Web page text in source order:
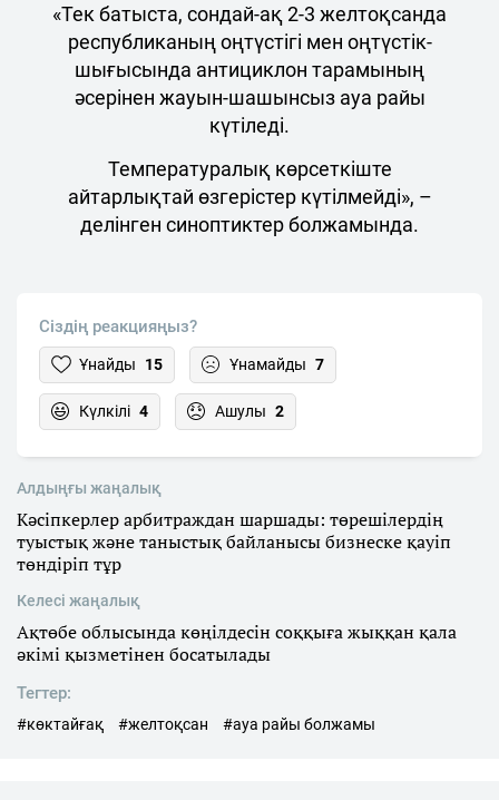
«Тек батыста, сондай-ақ 2-3 желтоқсанда
республиканың оңтүстігі мен оңтүстік-
шығысында антициклон тарамының
әсерінен жауын-шашынсыз ауа райы
күтіледі.
Температуралық көрсеткіште
айтарлықтай өзгерістер күтілмейді», –
делінген синоптиктер болжамында.
Сіздің реакцияңыз?
Ұнайды 15 Ұнамайды 7
Күлкілі 4 Ашулы 2
Алдыңғы жаңалық
Кәсіпкерлер арбитраждан шаршады: төрешілердің
туыстық және таныстық байланысы бизнеске қауіп
төндіріп тұр
Келесі жаңалық
Ақтөбе облысында көңілдесін соққыға жыққан қала
әкімі қызметінен босатылады
Тегтер:
#көктайғақ #желтоқсан #ауа райы болжамы